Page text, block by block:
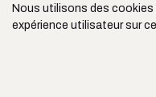
- Ses différentes façons de
- Sa grande taille et sa
- Sa fabrication au
Nous utilisons des cookies
expérience utilisateur sur